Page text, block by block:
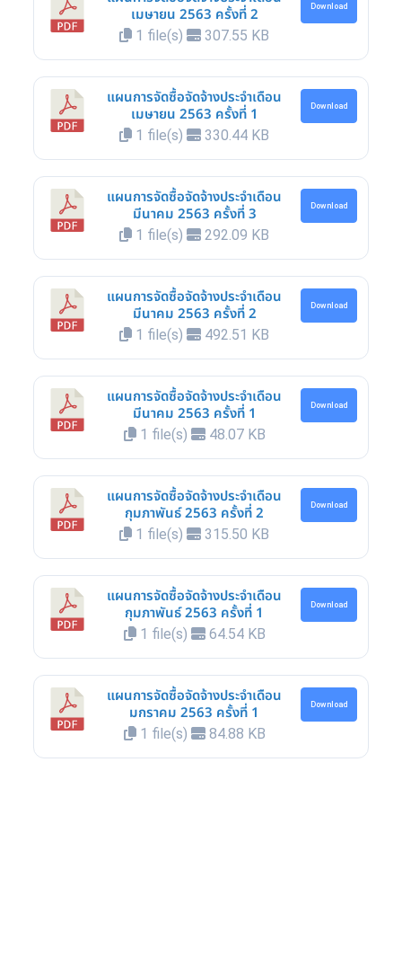
เมษายน 2563 ครั้งที่ 2
1 file(s) 307.55 KB
Download
แผนการจัดซื้อจัดจ้างประจำเดือน
เมษายน 2563 ครั้งที่ 1
1 file(s) 330.44 KB
Download
แผนการจัดซื้อจัดจ้างประจำเดือน
มีนาคม 2563 ครั้งที่ 3
1 file(s) 292.09 KB
Download
แผนการจัดซื้อจัดจ้างประจำเดือน
มีนาคม 2563 ครั้งที่ 2
1 file(s) 492.51 KB
Download
แผนการจัดซื้อจัดจ้างประจำเดือน
มีนาคม 2563 ครั้งที่ 1
1 file(s) 48.07 KB
Download
แผนการจัดซื้อจัดจ้างประจำเดือน
กุมภาพันธ์ 2563 ครั้งที่ 2
1 file(s) 315.50 KB
Download
แผนการจัดซื้อจัดจ้างประจำเดือน
กุมภาพันธ์ 2563 ครั้งที่ 1
1 file(s) 64.54 KB
Download
แผนการจัดซื้อจัดจ้างประจำเดือน
มกราคม 2563 ครั้งที่ 1
1 file(s) 84.88 KB
Download